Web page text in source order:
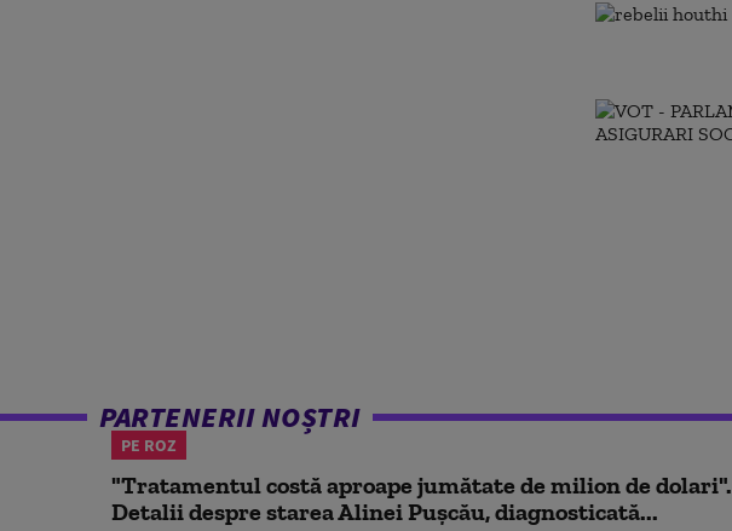
PARTENERII NOȘTRI
PE ROZ
"Tratamentul costă aproape jumătate de milion de dolari".
Detalii despre starea Alinei Pușcău, diagnosticată...